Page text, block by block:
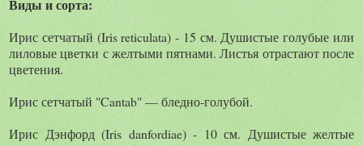
Виды и сорта:
Ирис сетчатый (Iris reticulata) - 15 см. Душистые голубые или
лиловые цветки с желтыми пятнами. Листья отрастают после
цветения.
Ирис сетчатый "Cantab" — бледно-голубой.
Ирис Дэнфорд (Iris danfordiae) - 10 см. Душистые желтые